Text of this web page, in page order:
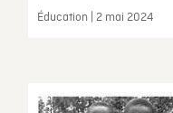
Éducation | 2 mai 2024